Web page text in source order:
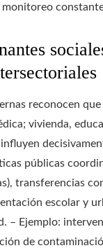
reconocen
vivienda,
públicas
transferencias
escolar y
– Ejemplo:
de